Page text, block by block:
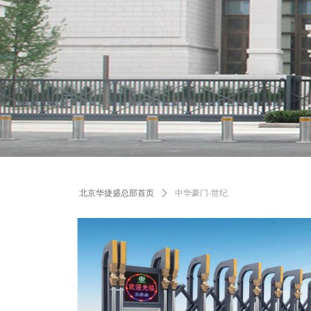
北京华捷盛总部首页 ꄲ 中华豪门-世纪